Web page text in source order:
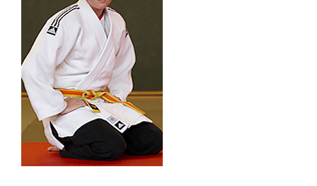
Veranstaltungen
Training
Das Team